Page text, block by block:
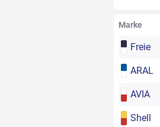
Marke
Freie
ARAL
AVIA
Shell